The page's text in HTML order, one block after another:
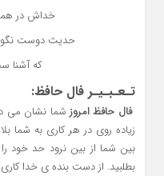
خداش در همه
حدیث دوست
که آشنا
تـعـبـیـر فال حافظ:
فال حافظ امروز شما نشان می
زیاده روی در هر کاری به شما
بین شما از بین نرود حد خود
بطلبید. از دست بنده ی خدا